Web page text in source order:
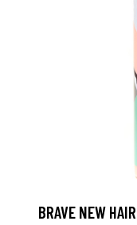
BRAVE NEW